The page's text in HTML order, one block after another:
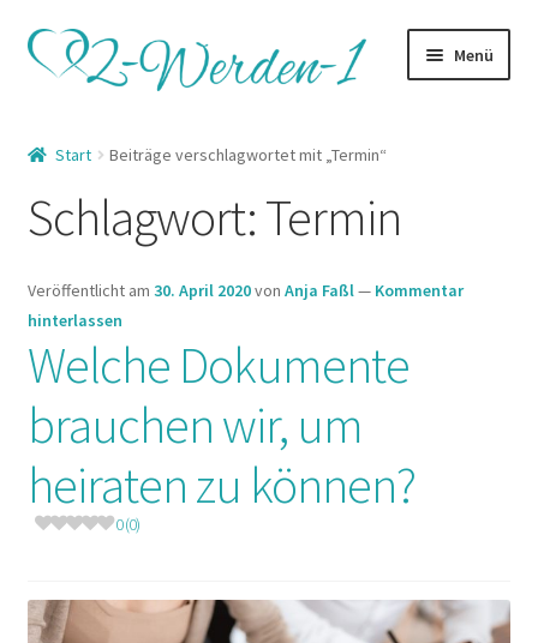
Zur
Navigation
Zum
Inhalt
Menü
Shop
Start Beiträge verschlagwortet mit „Termin“
Schlagwort:Termin
Veröffentlicht am 30. April 2020von Anja Faßl— Kommentar
hinterlassen
Welche Dokumente
brauchen wir, um
heiraten zu können?
0 (0)